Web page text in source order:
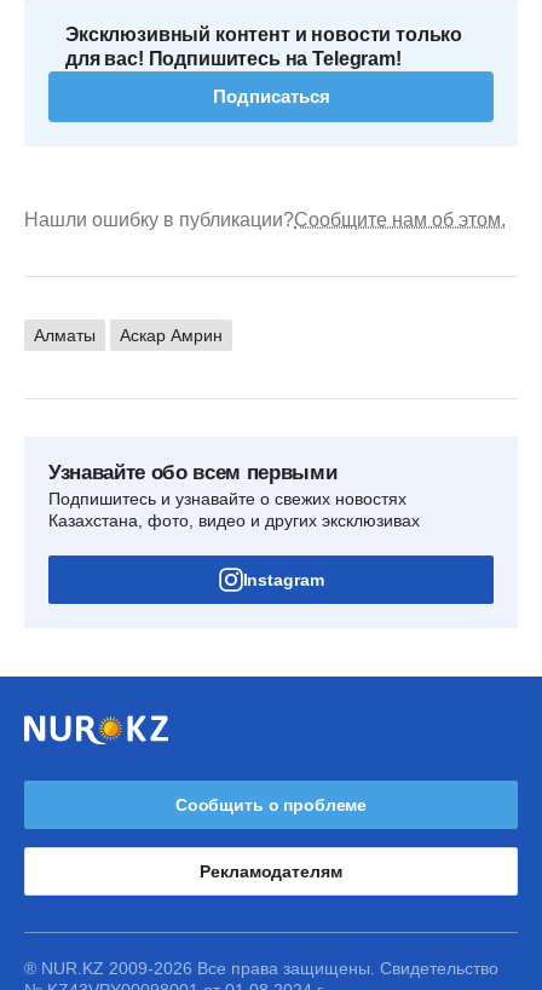
Эксклюзивный контент и новости только
для вас! Подпишитесь на Telegram!
Подписаться
Нашли ошибку в публикации?Сообщите нам об этом.
Алматы Аскар Амрин
Узнавайте обо всем первыми
Подпишитесь и узнавайте о свежих новостях
Казахстана, фото, видео и других эксклюзивах
Instagram
Сообщить о проблеме
Рекламодателям
® NUR.KZ 2009-2026 Все права защищены. Свидетельство